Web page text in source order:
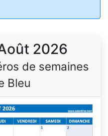
2026
de semaines
Bleu